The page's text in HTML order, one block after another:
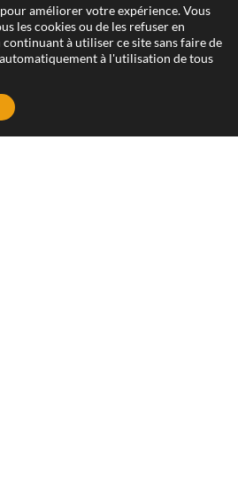
améliorer votre expérience. Vous
les cookies ou de les refuser en
à utiliser ce site sans faire de
à l'utilisation de tous